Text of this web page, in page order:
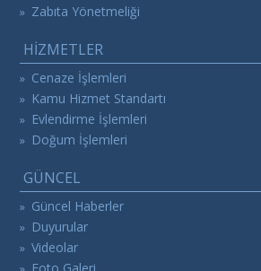
» Zabıta Yönetmeliği
HİZMETLER
» Cenaze İşlemleri
» Kamu Hizmet Standartı
» Evlendirme İşlemleri
» Doğum İşlemleri
GÜNCEL
» Güncel Haberler
» Duyurular
» Videolar